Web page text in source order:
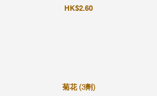
HK$2.60
菊花 (3劑)